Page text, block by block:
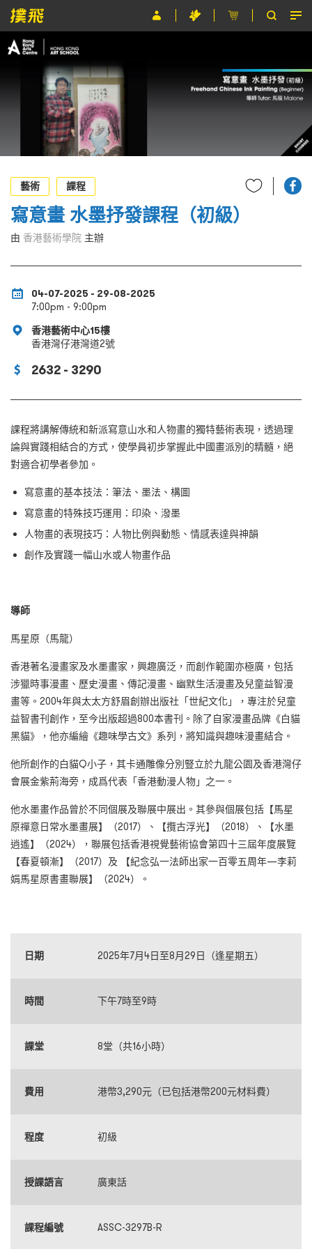
節目
主辦單位
關於撲飛
條款及細則
EN
藝術
課程
寫意畫 水墨抒發課程（初級）
由 香港藝術學院 主辦
04-07-2025 - 29-08-2025
7:00pm - 9:00pm
香港藝術中心15樓
香港灣仔港灣道2號
2632 - 3290
課程將講解傳統和新派寫意山水和人物畫的獨特藝術表現，透過理
論與實踐相結合的方式，使學員初步掌握此中國畫派別的精髓，絕
對適合初學者參加。
寫意畫的基本技法：筆法、墨法、構圖
寫意畫的特殊技巧運用：印染、潑墨
人物畫的表現技巧：人物比例與動態、情感表達與神韻
創作及實踐一幅山水或人物畫作品
導師
馬星原（馬龍）
香港著名漫畫家及水墨畫家，興趣廣泛，而創作範圍亦極廣，包括
涉獵時事漫畫、歷史漫畫、傳記漫畫、幽默生活漫畫及兒童益智漫
畫等。2004年與太太方舒眉創辦出版社「世紀文化」，專注於兒童
益智書刊創作，至今出版超過800本書刊。除了自家漫畫品牌《白貓
黑貓》，他亦編繪《趣味學古文》系列，將知識與趣味漫畫結合。
他所創作的白貓Q小子，其卡通雕像分別豎立於九龍公園及香港灣仔
會展金紫荊海旁，成爲代表「香港動漫人物」之一。
他水墨畫作品曾於不同個展及聯展中展出。其參與個展包括【馬星
原禪意日常水墨畫展】（2017）、【攬古浮光】（2018）、【水墨
逍遙】（2024），聯展包括香港視覺藝術協會第四十三屆年度展覽
【春夏頓漸】（2017）及 【紀念弘一法師出家一百零五周年—李莉
娟馬星原書畫聯展】（2024）。
日期 2025年7月4日至8月29日（逢星期五）
時間 下午7時至9時
課堂 8堂（共16小時）
費用 港幣3,290元（已包括港幣200元材料費）
程度 初級
授課語言 廣東話
課程編號 ASSC-3297B-R